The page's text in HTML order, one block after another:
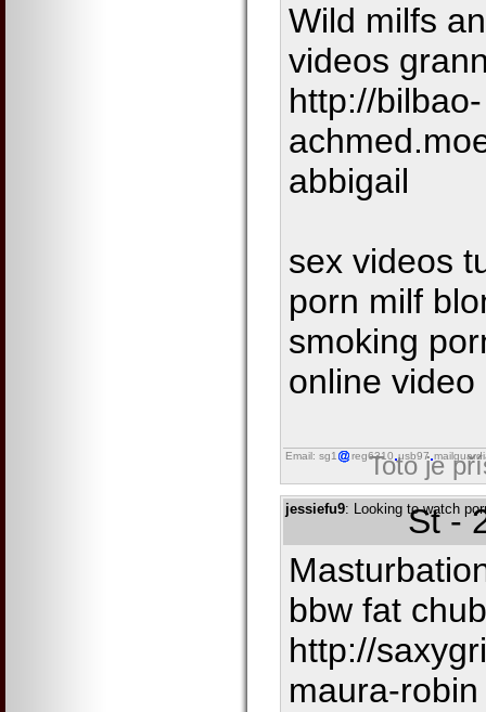
Wild milfs
videos
http://bilbao-
abbigail
sex videos
porn milf
smoking
online
Email: sg1 reg6310 usb97
Toto je
jessiefu9: Looking to watch
St -
bbw fat
http://
maura-robin